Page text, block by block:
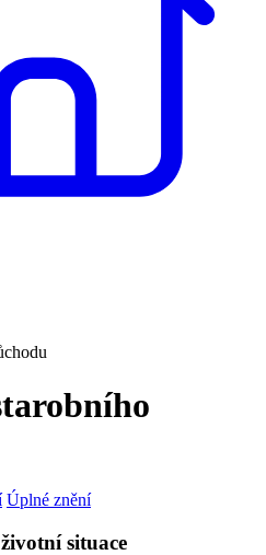
Úplné znění
situace